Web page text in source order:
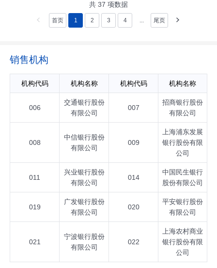
共 37 项数据
首页 1 2 3 4 ... 尾页
销售机构
机构代码 机构名称 机构代码 机构名称
006
交通银行股份
有限公司
007
招商银行股份
有限公司
008
中信银行股份
有限公司
009
上海浦东发展
银行股份有限
公司
011
兴业银行股份
有限公司
014
中国民生银行
股份有限公司
019
广发银行股份
有限公司
020
平安银行股份
有限公司
021
宁波银行股份
有限公司
022
上海农村商业
银行股份有限
公司